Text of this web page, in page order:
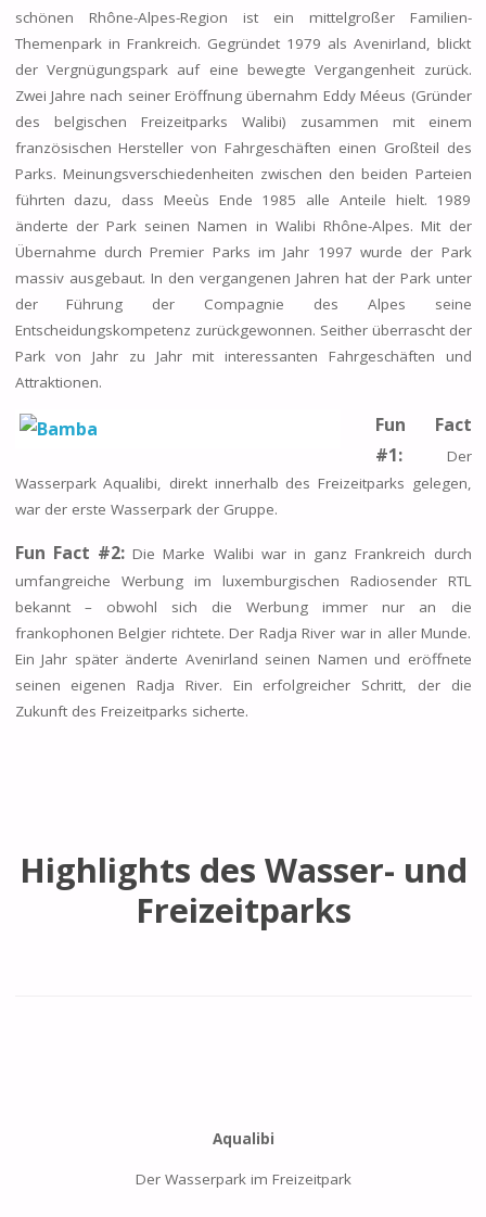
schönen Rhône-Alpes-Region ist ein mittelgroßer Familien-
Themenpark in Frankreich. Gegründet 1979 als Avenirland, blickt
der Vergnügungspark auf eine bewegte Vergangenheit zurück.
Zwei Jahre nach seiner Eröffnung übernahm Eddy Méeus (Gründer
des belgischen Freizeitparks Walibi) zusammen mit einem
französischen Hersteller von Fahrgeschäften einen Großteil des
Parks. Meinungsverschiedenheiten zwischen den beiden Parteien
führten dazu, dass Meeùs Ende 1985 alle Anteile hielt. 1989
änderte der Park seinen Namen in Walibi Rhône-Alpes. Mit der
Übernahme durch Premier Parks im Jahr 1997 wurde der Park
massiv ausgebaut. In den vergangenen Jahren hat der Park unter
der Führung der Compagnie des Alpes seine
Entscheidungskompetenz zurückgewonnen. Seither überrascht der
Park von Jahr zu Jahr mit interessanten Fahrgeschäften und
Attraktionen.
Fun Fact
#1:Der
Wasserpark Aqualibi, direkt innerhalb des Freizeitparks gelegen,
war der erste Wasserpark der Gruppe.
Fun Fact #2:Die Marke Walibi war in ganz Frankreich durch
umfangreiche Werbung im luxemburgischen Radiosender RTL
bekannt – obwohl sich die Werbung immer nur an die
frankophonen Belgier richtete. Der Radja River war in aller Munde.
Ein Jahr später änderte Avenirland seinen Namen und eröffnete
seinen eigenen Radja River. Ein erfolgreicher Schritt, der die
Zukunft des Freizeitparks sicherte.
Highlights des Wasser- und
Freizeitparks
Aqualibi
Der Wasserpark im Freizeitpark